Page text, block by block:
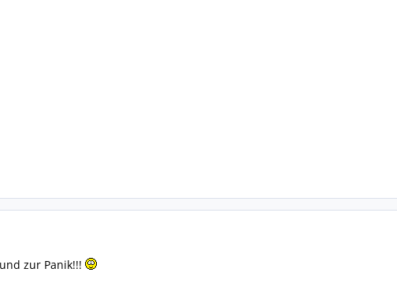
zur Panik!!!